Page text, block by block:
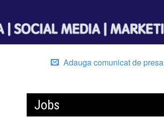
Adauga comunicat de presa
Jobs